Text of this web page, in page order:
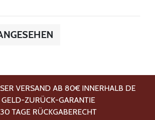
VERSAND AB 80€ INNERHALB DE
GELD-ZURÜCK-GARANTIE
30 TAGE RÜCKGABERECHT